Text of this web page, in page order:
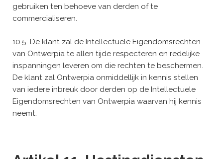
gebruiken ten behoeve van derden of te
commercialiseren.
10.5. De klant zal de Intellectuele Eigendomsrechten
van Ontwerpia te allen tijde respecteren en redelijke
inspanningen leveren om die rechten te beschermen.
De klant zal Ontwerpia onmiddellijk in kennis stellen
van iedere inbreuk door derden op de Intellectuele
Eigendomsrechten van Ontwerpia waarvan hij kennis
neemt.